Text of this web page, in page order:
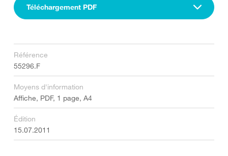
Téléchargement PDF
Référence
55296.F
Moyens d'information
Affiche, PDF, 1 page, A4
Édition
15.07.2011